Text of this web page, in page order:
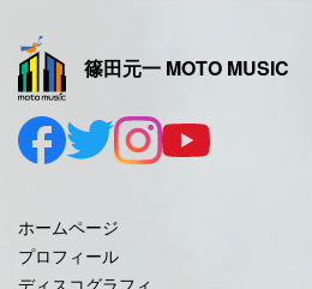
2025年9月
2025年8月
2025年7月
2025年5月
篠田元一 MOTO MUSIC
ホームページ
プロフィール
ディスコグラフィ